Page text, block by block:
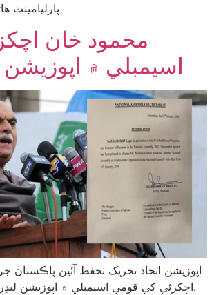
پارليامينٽ
محمود خان
اسيمبلي ۾ اپوزيشن
اپوزيشن اتحاد تحریک تحفظ آئين پاڪستان
اچکزئي کي قومي اسيمبلي ۾ اپوزيشن ليڊر مقرر ڪيو ويو آهي.